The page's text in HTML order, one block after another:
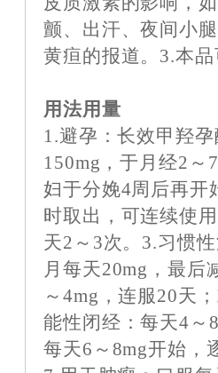
颤、出汗、夜间小
黄疸的报道。3.本
用法用量
1.避孕：长效甲羟
150mg，于月经2
妇于分娩4周后再开
时取出，可连续使
天2～3次。3.习惯
月每天20mg，最后
～4mg，连服20天
能性闭经：每天4～
每天6～8mg开始，